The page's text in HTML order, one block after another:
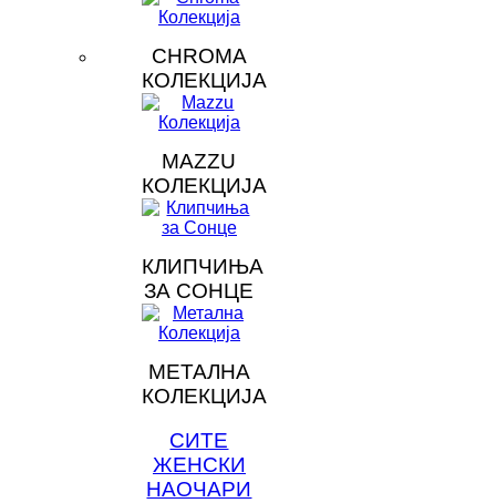
CHROMA
КОЛЕКЦИЈА
MAZZU
КОЛЕКЦИЈА
КЛИПЧИЊА
ЗА СОНЦЕ
МЕТАЛНА
КОЛЕКЦИЈА
СИТЕ
ЖЕНСКИ
НАОЧАРИ